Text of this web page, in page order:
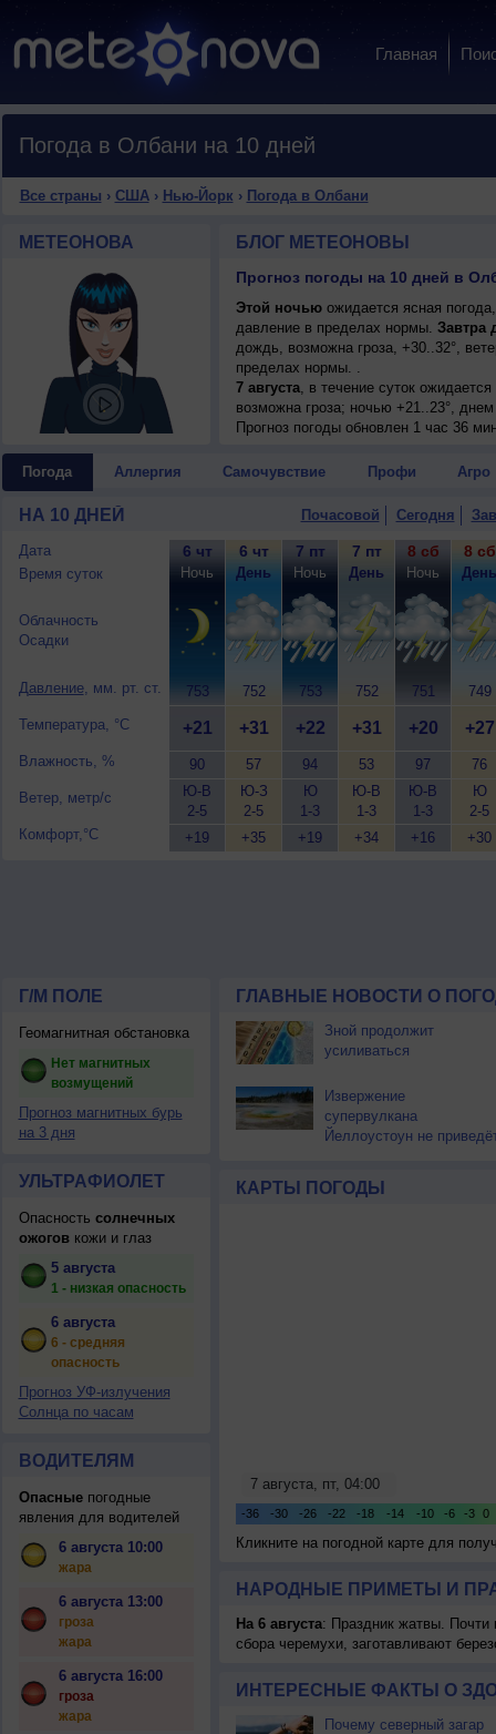
Главная
Погода в Олбани на 10 дней
Все страны › США› Нью-Йорк › Погода в Олбани
МЕТЕОНОВА БЛОГ МЕТЕОНОВЫ
Прогноз погоды на 10 дней в
Этой ночьюожидается ясная
давление в пределах нормы. Завтра
дождь, возможна гроза, +30..32°,
пределах нормы. .
7 августа, в течение суток
возможна гроза; ночью +21..23°,
8 августа, в течение суток
9 августа, ожидается малооблачная
Прогноз погоды обновлен 1 час 36
Погода Аллергия Самочувствие Профи Агро
НА 10 ДНЕЙ Почасовой Сегодня
Дата
Время суток
Облачность
Осадки
Давление, мм. рт. ст.
Температура, °C
Влажность, %
Ветер, метр/с
Комфорт,°C
6 чт
Ночь
753
+21
90
Ю-В
2-5
+19
6 чт
День
752
+31
57
Ю-З
2-5
+35
7 пт
Ночь
753
+22
94
Ю
1-3
+19
7 пт
День
752
+31
53
Ю-В
1-3
+34
8 сб
Ночь
751
+20
97
Ю-В
1-3
+16
8 сб
День
749
+27
76
Ю
2-5
+30
Г/М ПОЛЕ
Геомагнитная обстановка
Нет магнитных
возмущений
Прогноз магнитных бурь
на 3 дня
УЛЬТРАФИОЛЕТ
Опасность солнечных
ожоговкожи и глаз
5 августа
1 - низкая опасность
6 августа
6 - средняя
опасность
Прогноз УФ-излучения
Солнца по часам
ВОДИТЕЛЯМ
Опасныепогодные
явления для водителей
6 августа 10:00
жара
6 августа 13:00
гроза
жара
6 августа 16:00
гроза
жара
ГЛАВНЫЕ НОВОСТИ О
Зной продолжит
усиливаться
Извержение
супервулкана
Йеллоустоун не
КАРТЫ ПОГОДЫ
Кликните на погодной карте для
НАРОДНЫЕ ПРИМЕТЫ И
На 6 августа: Праздник жатвы. Почти
сбора черемухи, заготавливают
ИНТЕРЕСНЫЕ ФАКТЫ О
Почему северный загар